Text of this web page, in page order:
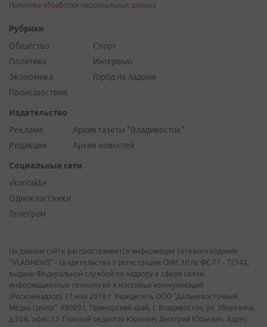
Политика обработки персональных данных
Рубрики
Общество
Политика
Экономика
Происшествия
Спорт
Интервью
Город на ладони
Издательство
Реклама
Редакция
Архив газеты "Владивосток"
Архив новостей
Социальные сети
vkontakte
Одноклассники
Телеграм
На данном сайте распространяется информация сетевого издания
"VLADNEWS" - свидетельство о регистрации СМИ ЭЛ № ФС 77 - 72742,
выдано Федеральной службой по надзору в сфере связи,
информационных технологий и массовых коммуникаций
(Роскомнадзор) 17 мая 2018 г. Учредитель ООО "Дальневосточный
Медиа Центр". 690091, Приморский край, г. Владивосток, ул. Уборевича,
д.20А, офис 13. Главный редактор Юркевич Дмитрий Юрьевич. Адрес